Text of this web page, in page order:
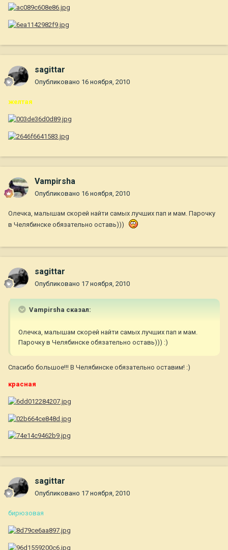
sagittar
Опубликовано 16 ноября, 2010
желтая
Vampirsha
Опубликовано 16 ноября, 2010
Олечка, малышам скорей найти самых лучших пап и мам. Парочку
в Челябинске обязательно оставь)))
sagittar
Опубликовано 17 ноября, 2010
Vampirsha сказал:
Олечка, малышам скорей найти самых лучших пап и мам.
Парочку в Челябинске обязательно оставь))) :)
Спасибо большое!!! В Челябинске обязательно оставим! :)
красная
sagittar
Опубликовано 17 ноября, 2010
бирюзовая